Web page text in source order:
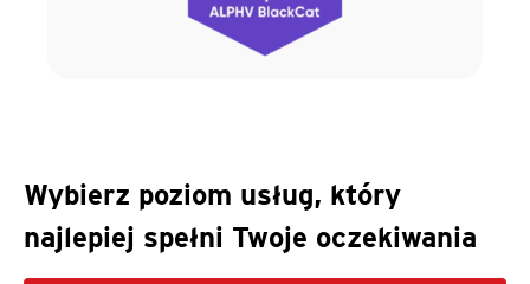
Wybierz poziom usług, który
najlepiej spełni Twoje oczekiwania